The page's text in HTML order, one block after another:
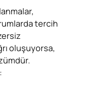
tercih
oluşuyorsa,